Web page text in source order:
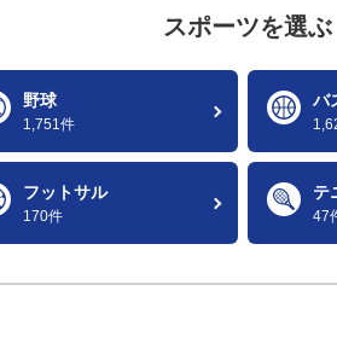
スポーツを選ぶ
野球
1,751件
バ
フットサル
170件
テ
47